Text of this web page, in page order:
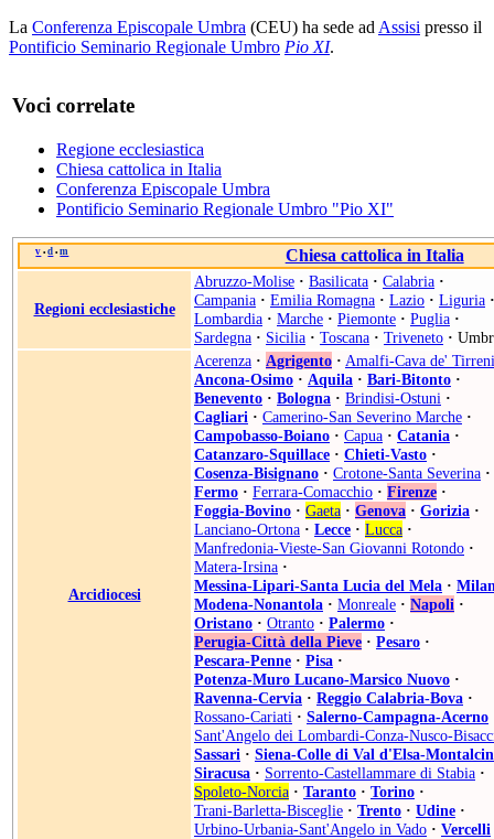
La Conferenza Episcopale Umbra (CEU) ha sede ad Assisi presso il
Pontificio Seminario Regionale Umbro Pio XI.
Voci correlate
Regione ecclesiastica
Chiesa cattolica in Italia
Conferenza Episcopale Umbra
Pontificio Seminario Regionale Umbro "Pio XI"
v • d • m Chiesa cattolica in Italia
Regioni ecclesiastiche
Abruzzo-Molise · Basilicata · Calabria ·
Campania · Emilia Romagna · Lazio · Liguria ·
Lombardia · Marche · Piemonte · Puglia ·
Sardegna · Sicilia · Toscana · Triveneto ·
Arcidiocesi
Acerenza · Agrigento · Amalfi-Cava de' Tirreni
Ancona-Osimo · Aquila · Bari-Bitonto ·
Benevento · Bologna · Brindisi-Ostuni ·
Cagliari · Camerino-San Severino Marche ·
Campobasso-Boiano · Capua · Catania ·
Catanzaro-Squillace · Chieti-Vasto ·
Cosenza-Bisignano · Crotone-Santa Severina ·
Fermo · Ferrara-Comacchio · Firenze ·
Foggia-Bovino · Gaeta · Genova · Gorizia ·
Lanciano-Ortona · Lecce · Lucca ·
Manfredonia-Vieste-San Giovanni Rotondo ·
Matera-Irsina ·
Messina-Lipari-Santa Lucia del Mela ·
Modena-Nonantola · Monreale · Napoli ·
Oristano · Otranto · Palermo ·
Perugia-Città della Pieve · Pesaro ·
Pescara-Penne · Pisa ·
Potenza-Muro Lucano-Marsico Nuovo ·
Ravenna-Cervia · Reggio Calabria-Bova ·
Rossano-Cariati · Salerno-Campagna-Acerno
Sant'Angelo dei Lombardi-Conza-Nusco-
Sassari · Siena-Colle di Val d'Elsa-
Siracusa · Sorrento-Castellammare di Stabia ·
Spoleto-Norcia · Taranto · Torino ·
Trani-Barletta-Bisceglie · Trento · Udine ·
Urbino-Urbania-Sant'Angelo in Vado · Vercelli